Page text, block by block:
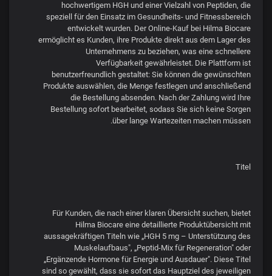
hochwertigem HGH und einer Vielzahl von Peptiden, die
speziell für den Einsatz im Gesundheits- und Fitnessbereich
entwickelt wurden. Der Online-Kauf bei Hilma Biocare
ermöglicht es Kunden, ihre Produkte direkt aus dem Lager des
Unternehmens zu beziehen, was eine schnellere
Verfügbarkeit gewährleistet. Die Plattform ist
benutzerfreundlich gestaltet: Sie können die gewünschten
Produkte auswählen, die Menge festlegen und anschließend
die Bestellung absenden. Nach der Zahlung wird Ihre
Bestellung sofort bearbeitet, sodass Sie sich keine Sorgen
über lange Wartezeiten machen müssen.
Titel
Für Kunden, die nach einer klaren Übersicht suchen, bietet
Hilma Biocare eine detaillierte Produktübersicht mit
aussagekräftigen Titeln wie „HGH 5 mg – Unterstützung des
Muskelaufbaus", „Peptid-Mix für Regeneration" oder
„Ergänzende Hormone für Energie und Ausdauer". Diese Titel
sind so gewählt, dass sie sofort das Hauptziel des jeweiligen